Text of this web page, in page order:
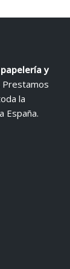
y
Prestamos
la
España.